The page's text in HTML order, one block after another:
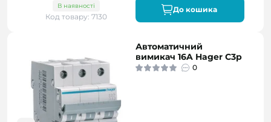
В наявності
Код товару: 7130
До кошика
Автоматичний
вимикач 16A Hager C3p
0